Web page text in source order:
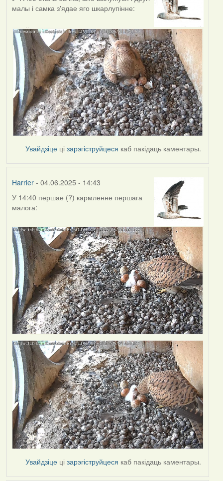
малы і самка з'ядае яго шкарлупінне:
Увайдзіце цізарэгіструйцеся каб пакідаць каментары.
Harrier- 04.06.2025 - 14:43
У 14:40 першае (?) кармленне першага
малога:
Увайдзіце цізарэгіструйцеся каб пакідаць каментары.